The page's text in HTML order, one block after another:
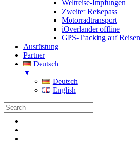
Weltreise-Impfungen
Zweiter Reisepass
Motorradtransport
iOverlander offline
GPS-Tracking auf Reisen
Ausrüstung
Partner
Deutsch
▼
Deutsch
English